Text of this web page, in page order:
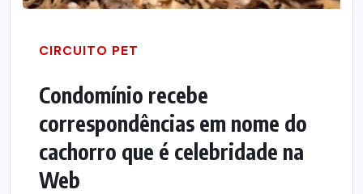
CIRCUITO PET
Condomínio recebe
correspondências em nome do
cachorro que é celebridade na
Web